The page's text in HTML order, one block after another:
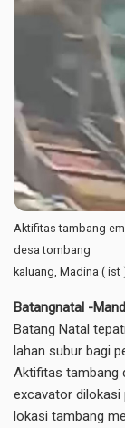
Aktifitas tambang
desa tombang
kaluang, Madina ( ist
Batangnatal -
Batang Natal
lahan subur bagi
Aktifitas tambang
excavator dilokasi
lokasi tambang